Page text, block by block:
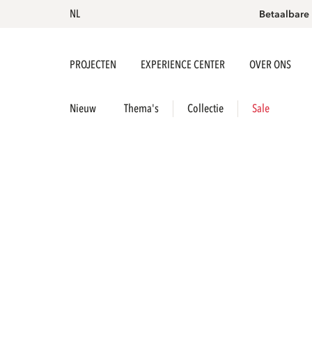
NL Betaalbare
PROJECTEN EXPERIENCE CENTER OVER ONS
Nieuw Thema's Collectie Sale